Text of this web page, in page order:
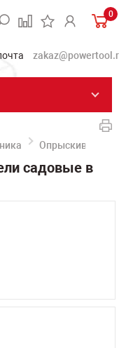
0
Опрыскиватели
садовые в